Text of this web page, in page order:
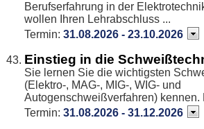
Berufserfahrung in der
wollen Ihren Lehrabschluss ...
Termin: 31.08.2026 - 23.10.2026
Einstieg in die
Sie lernen Sie die wichtigsten
(Elektro-, MAG-, MIG-, WIG- und
Autogenschweißverfahren) kennen.
Termin: 31.08.2026 - 31.12.2026